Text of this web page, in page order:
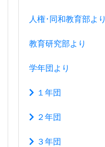
人権･同和教育部より
教育研究部より
学年団より
１年団
２年団
３年団